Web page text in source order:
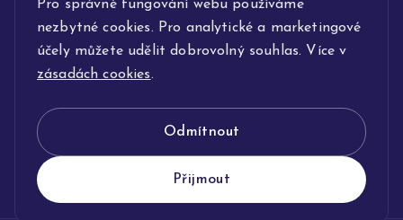
Pro správné fungování webu používáme
nezbytné cookies. Pro analytické a marketingové
účely můžete udělit dobrovolný souhlas. Více v
zásadách cookies.
Odmítnout
Přijmout
INFORMACE
POPIS SLUŽEB
KLENOTNICTVÍ JOLLEO